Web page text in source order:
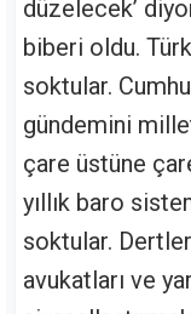
düzelecek’
biberi oldu.
soktular.
gündemini
çare üstüne
yıllık baro
soktular.
avukatları ve